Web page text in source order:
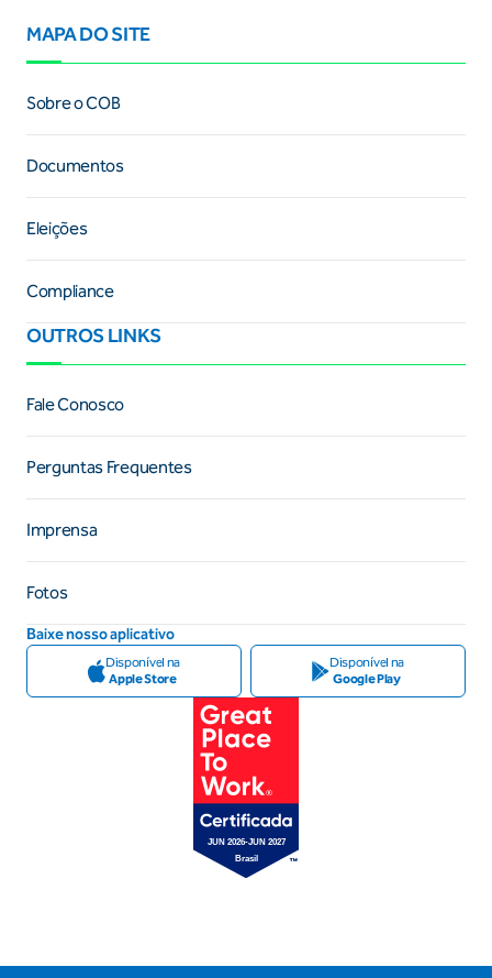
MAPA DO SITE
Sobre o COB
Documentos
Eleições
Compliance
OUTROS LINKS
Fale Conosco
Perguntas Frequentes
Imprensa
Fotos
Baixe nosso aplicativo
Disponível na
Apple Store
Disponível na
Google Play